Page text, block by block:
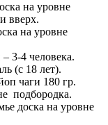
на уровне
вверх.
на уровне
3-4 человека.
(с 18 лет).
чаги 180 гр.
подбородка.
доска на уровне